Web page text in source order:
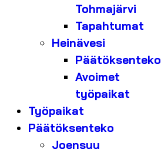
Tohmajärvi
Tapahtumat
Heinävesi
Päätöksenteko
Avoimet
työpaikat
Työpaikat
Päätöksenteko
Joensuu